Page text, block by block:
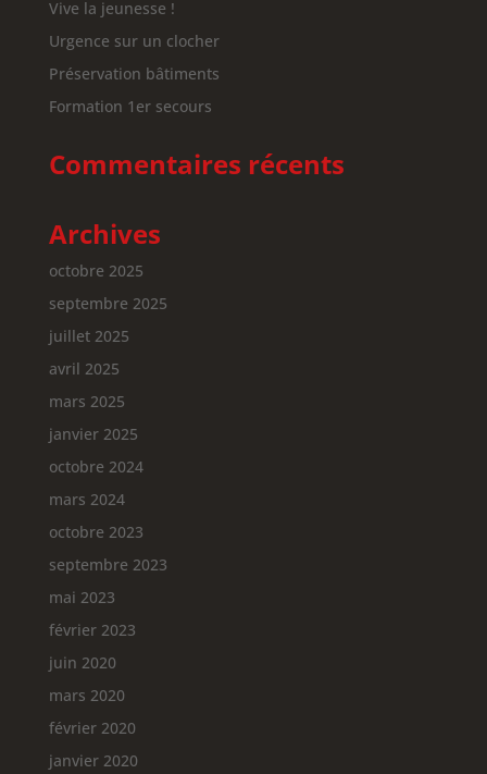
Vive la jeunesse !
Urgence sur un clocher
Préservation bâtiments
Formation 1er secours
Commentaires récents
Archives
octobre 2025
septembre 2025
juillet 2025
avril 2025
mars 2025
janvier 2025
octobre 2024
mars 2024
octobre 2023
septembre 2023
mai 2023
février 2023
juin 2020
mars 2020
février 2020
janvier 2020